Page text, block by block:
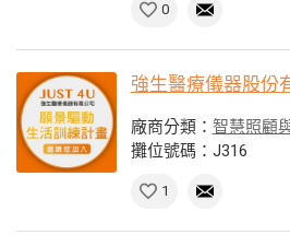
0
強生醫療儀器股份
廠商分類： 智慧照顧
攤位號碼：J316
1